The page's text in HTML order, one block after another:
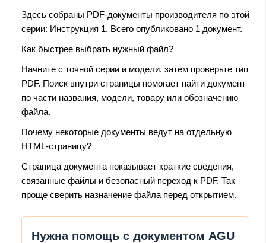
Здесь собраны PDF-документы производителя по этой
серии: Инструкция 1. Всего опубликовано 1 документ.
Как быстрее выбрать нужный файл?
Начните с точной серии и модели, затем проверьте тип
PDF. Поиск внутри страницы помогает найти документ
по части названия, модели, товару или обозначению
файла.
Почему некоторые документы ведут на отдельную
HTML-страницу?
Страница документа показывает краткие сведения,
связанные файлы и безопасный переход к PDF. Так
проще сверить назначение файла перед открытием.
Нужна помощь с документом AGU